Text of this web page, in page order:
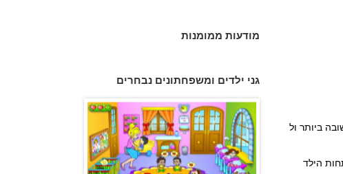
ביותר ול
הילד
מודעות ממומנות
גני ילדים ומשפחתונים נבחרים
גן הכוכבים באשדוד - גן ילדים וצהרון